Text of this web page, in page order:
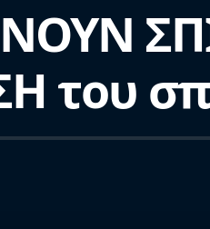
του